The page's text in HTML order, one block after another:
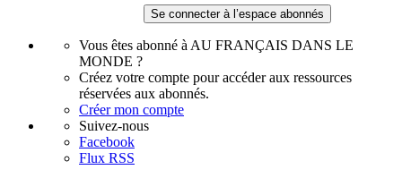
Vous êtes abonné à AU FRANÇAIS DANS LE
MONDE ?
Créez votre compte pour accéder aux ressources
réservées aux abonnés.
Créer mon compte
Suivez-nous
Facebook
Flux RSS